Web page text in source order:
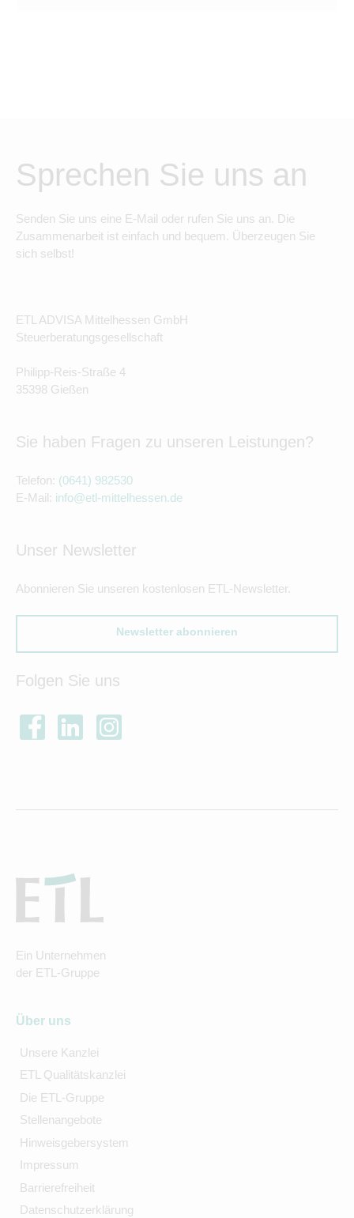
Sprechen Sie uns an
Senden Sie uns eine E-Mail oder rufen Sie uns an. Die
Zusammenarbeit ist einfach und bequem. Überzeugen Sie
sich selbst!
ETL ADVISA Mittelhessen GmbH
Steuerberatungsgesellschaft
Philipp-Reis-Straße 4
35398 Gießen
Sie haben Fragen zu unseren Leistungen?
Telefon: (0641) 982530
E-Mail: info@etl-mittelhessen.de
Unser Newsletter
Abonnieren Sie unseren kostenlosen ETL-Newsletter.
Newsletter abonnieren
Folgen Sie uns
Ein Unternehmen
der ETL-Gruppe
Über uns
Unsere Kanzlei
ETL Qualitätskanzlei
Die ETL-Gruppe
Stellenangebote
Hinweisgebersystem
Impressum
Barrierefreiheit
Datenschutzerklärung